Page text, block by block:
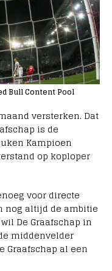
Bull Content Pool
versterken. Dat
is de
Kampioen
op koploper
voor directe
nog altijd de ambitie
De Graafschap in
middenvelder
Graafschap al een